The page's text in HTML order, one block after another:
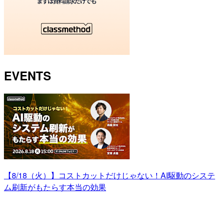
EVENTS
【8/18（火）】コストカットだけじゃない！AI駆動のシステ
ム刷新がもたらす本当の効果